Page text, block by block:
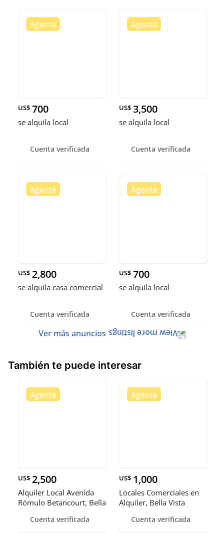
US$ 700
se alquila local
Cuenta verificada
US$ 3,500
se alquila local
Cuenta verificada
US$ 2,800
se alquila casa comercial
Cuenta verificada
US$ 700
se alquila local
Cuenta verificada
Ver más anuncios
También te puede interesar
US$ 2,500
Alquiler Local Avenida
Rómulo Betancourt, Bella
Cuenta verificada
US$ 1,000
Locales Comerciales en
Alquiler, Bella Vista
Cuenta verificada